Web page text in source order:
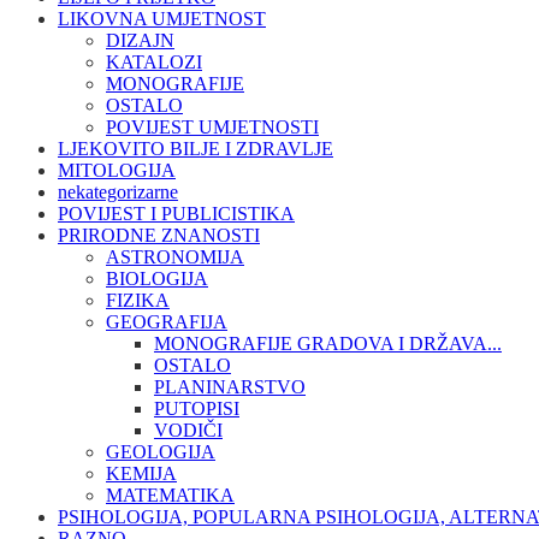
LIKOVNA UMJETNOST
DIZAJN
KATALOZI
MONOGRAFIJE
OSTALO
POVIJEST UMJETNOSTI
LJEKOVITO BILJE I ZDRAVLJE
MITOLOGIJA
nekategorizarne
POVIJEST I PUBLICISTIKA
PRIRODNE ZNANOSTI
ASTRONOMIJA
BIOLOGIJA
FIZIKA
GEOGRAFIJA
MONOGRAFIJE GRADOVA I DRŽAVA...
OSTALO
PLANINARSTVO
PUTOPISI
VODIČI
GEOLOGIJA
KEMIJA
MATEMATIKA
PSIHOLOGIJA, POPULARNA PSIHOLOGIJA,